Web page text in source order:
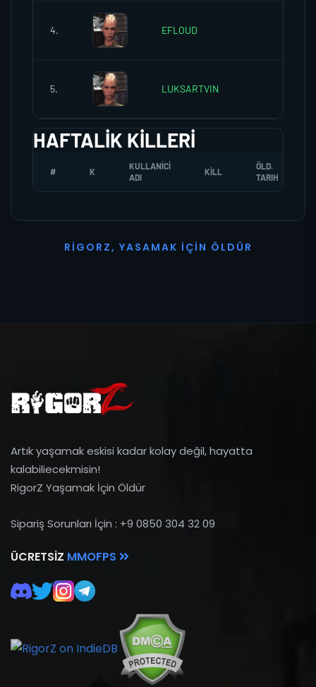
4. EFLOUD
5. LUKSARTVIN
HAFTALIK KILLERI
# K
KULLANICI
ADI
KILL
ÖLD.
TARIH
R I G O R Z, YASAMAK İ ÇI N Ö L D Ü R
Artık yaşamak eskisi kadar kolay değil, hayatta
kalabiliecekmisin!
RigorZ Yaşamak İçin Öldür
Sipariş Sorunları İçin : +9 0850 304 32 09
ÜCRETSIZ MMOFPS